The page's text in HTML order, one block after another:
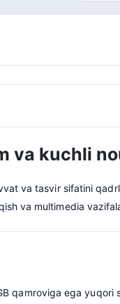
va kuchli
va tasvir sifatini
va multimedia
qamroviga ega